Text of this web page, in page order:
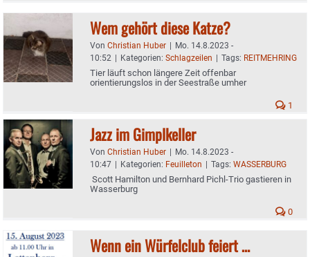
Wem gehört diese Katze?
Von Christian Huber | Mo. 14.8.2023 -
10:52 | Kategorien: Schlagzeilen | Tags: REITMEHRING
Tier läuft schon längere Zeit offenbar
orientierungslos in der Seestraße umher
1
Jazz im Gimplkeller
Von Christian Huber | Mo. 14.8.2023 -
10:47 | Kategorien: Feuilleton | Tags: WASSERBURG
Scott Hamilton und Bernhard Pichl-Trio gastieren in
Wasserburg
0
Wenn ein Würfelclub feiert …